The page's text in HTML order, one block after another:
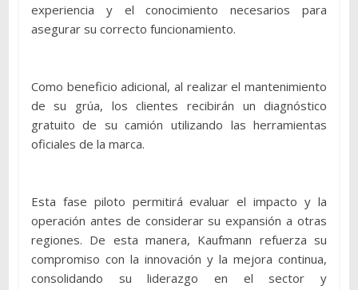
experiencia y el conocimiento necesarios para
asegurar su correcto funcionamiento.
Como beneficio adicional, al realizar el mantenimiento
de su grúa, los clientes recibirán un diagnóstico
gratuito de su camión utilizando las herramientas
oficiales de la marca.
Esta fase piloto permitirá evaluar el impacto y la
operación antes de considerar su expansión a otras
regiones. De esta manera, Kaufmann refuerza su
compromiso con la innovación y la mejora continua,
consolidando su liderazgo en el sector y